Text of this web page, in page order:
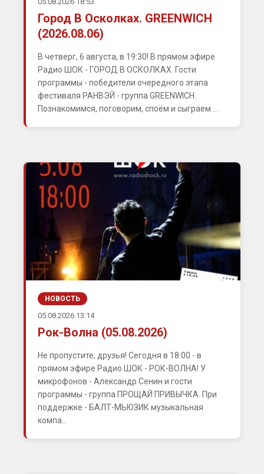
Город В Осколках. GREENWICH
(2026.08.06)
В четверг, 6 августа, в 19:30! В прямом эфире
Радио ШОК - ГОРОД В ОСКОЛКАХ. Гости
программы - победители очередного этапа
фестиваля РАНВЭЙ - группа GREENWICH.
Познакомимся, поговорим, споём и сыграем ...
НОВОСТЬ
05.08.2026 13:14
Рок-Волна (05.08.2026)
Не пропустите, друзья! Сегодня в 18:00 - в
прямом эфире Радио ШОК - РОК-ВОЛНА! У
микрофонов - Александр Сенин и гости
программы - группа ПРОЩАЙ ПРИВЫЧКА. При
поддержке - БАЛТ-МЬЮЗИК музыкальная
компа...